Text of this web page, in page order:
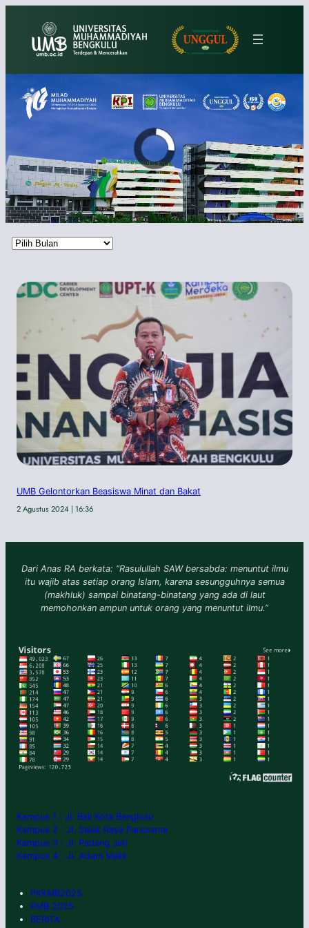
konten
Arsip
UMB Gelontorkan Beasiswa Minat dan Bakat
2 Agustus 2024 | 16:36
Dari Anas RA berkata: “Rasulullah SAW bersabda: menuntut ilmu
itu wajib atas setiap orang Islam, karena sesungguhnya semua
(makhluk) sampai binatang-binatang yang ada di laut
memohonkan ampun untuk orang yang menuntut ilmu.”
Kampus 1 : Jl. Bali Kota Bengkulu
Kampus 2 : Jl. Salak Raya Panorama
Kampus 3 : Jl. Padang Jati
Kampus 4 : Jl. Adam Malik
PKKMB2025
PMB 2025
BERITA